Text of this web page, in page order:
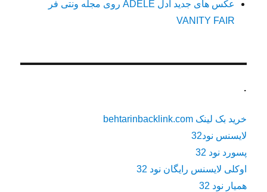
عکس های جدید ادل ADELE روی مجله ونتی فر
VANITY FAIR
.
خرید بک لینک behtarinbacklink.com
لایسنس نود32
پسورد نود 32
اوکلی لایسنس رایگان نود 32
همیار نود 32